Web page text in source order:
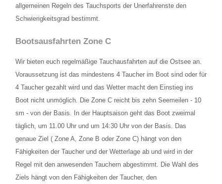
FAQ
allgemeinen Regeln des Tauchsports der Unerfahrenste den
Schwierigkeitsgrad bestimmt.
Bootsausfahrten Zone C
Wir bieten euch regelmäßige Tauchausfahrten auf die Ostsee an.
Voraussetzung ist das mindestens 4 Taucher im Boot sind oder für
4 Taucher gezahlt wird und das Wetter macht den Einstieg ins
Boot nicht unmöglich. Die Zone C reicht bis zehn Seemeilen - 10
sm - von der Basis. In der Hauptsaison geht das Boot zweimal
täglich, um 11.00 Uhr und um 14:30 Uhr von der Basis. Das
genaue Ziel ( Zone A, Zone B oder Zone C) hängt von den
Fähigkeiten der Taucher und der Wetterlage ab und wird in der
Regel mit den anwesenden Tauchern abgestimmt. Die Wahl des
Ziels hängt von den Fähigkeiten der Taucher, den